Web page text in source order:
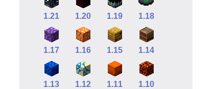
1.21 1.20 1.19 1.18
1.17 1.16 1.15 1.14
1.13 1.12 1.11 1.10